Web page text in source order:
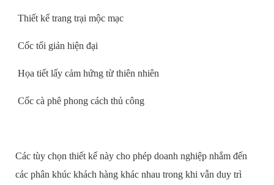
Thiết kế trang trại mộc mạc
Cốc tối giản hiện đại
Họa tiết lấy cảm hứng từ thiên nhiên
Cốc cà phê phong cách thủ công
Các tùy chọn thiết kế này cho phép doanh nghiệp nhắm đến
các phân khúc khách hàng khác nhau trong khi vẫn duy trì